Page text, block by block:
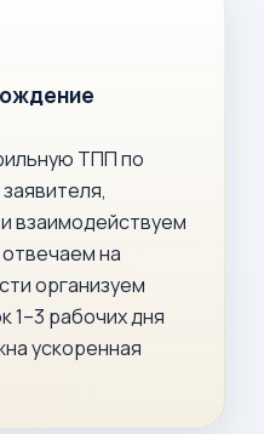
ТПП по
взаимодействуем
на
организуем
1–3 рабочих дня
ускоренная